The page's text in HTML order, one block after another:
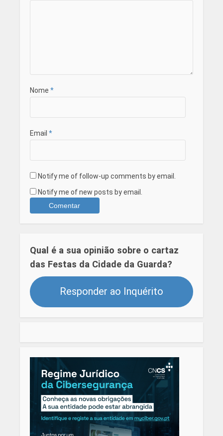
Nome *
Email *
Notify me of follow-up comments by email.
Notify me of new posts by email.
Qual é a sua opinião sobre o cartaz
das Festas da Cidade da Guarda?
Responder ao Inquérito